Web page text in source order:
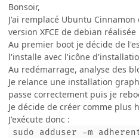
Bonsoir,
J'ai remplacé Ubuntu
version XFCE de debian
Au premier boot je décide de
l'installe avec l'icône
Au redémarrage, analyse des
Je relance une installation
passe correctement puis je
Je décide de créer comme plus
J'exécute donc :
sudo adduser -m